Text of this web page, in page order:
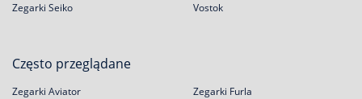
Zegarki Seiko
Vostok
Często przeglądane
Zegarki Aviator
Zegarki Furla